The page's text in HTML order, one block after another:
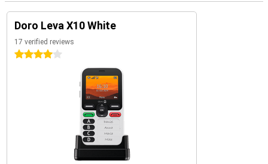
Doro Leva X10 White
17 verified reviews
4 stars